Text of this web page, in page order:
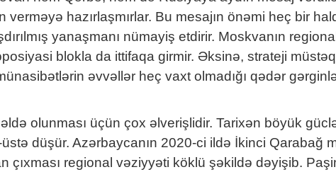
hazırlaşmırlar. Bu mesajın önəmi heç bir
yanaşmanı nümayiş etdirir. Moskvanın
blokla da ittifaqa girmir. Əksinə, strateji
əvvəllər heç vaxt olmadığı qədər
olunması üçün çox əlverişlidir. Tarixən böyük
düşür. Azərbaycanın 2020-ci ildə İkinci Qarabağ
çıxması regional vəziyyəti köklü şəkildə dəyişib.